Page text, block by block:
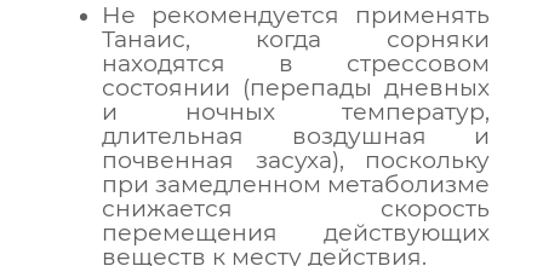
Не рекомендуется применять
Танаис, когда сорняки
находятся в стрессовом
состоянии (перепады дневных
и ночных температур,
длительная воздушная и
почвенная засуха), поскольку
при замедленном метаболизме
снижается скорость
перемещения действующих
веществ к месту действия.